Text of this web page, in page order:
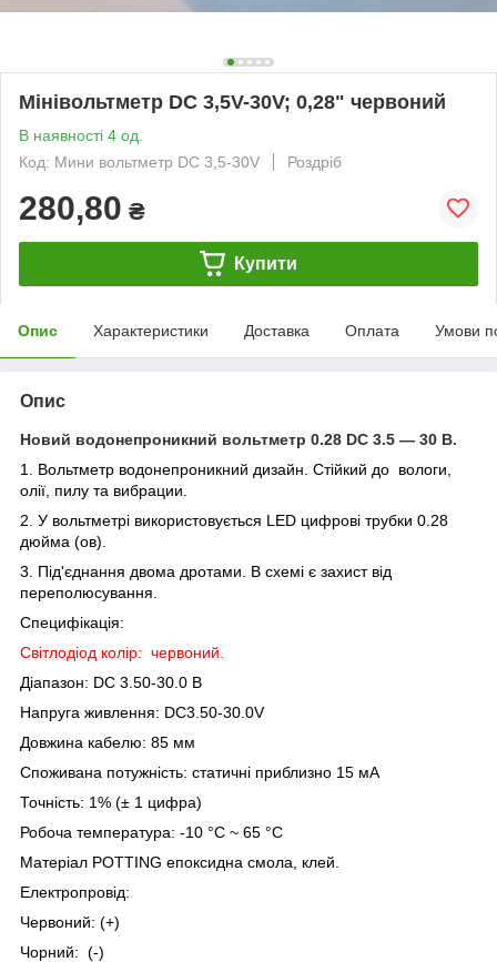
Мінівольтметр DC 3,5V-30V; 0,28" червоний
В наявності 4 од.
Код: Мини вольтметр DC 3,5-30V
Роздріб
280,80 ₴
Купити
Опис Характеристики Доставка Оплата Умови
Опис
Новий водонепроникний вольтметр 0.28 DC 3.5 — 30 В.
1. Вольтметр водонепроникний дизайн. Стійкий до вологи,
олії, пилу та вибрации.
2. У вольтметрі використовується LED цифрові трубки 0.28
дюйма (ов).
3. Під'єднання двома дротами. В схемі є захист від
переполюсування.
Специфікація:
Світлодіод колір: червоний.
Діапазон: DC 3.50-30.0 В
Напруга живлення: DC3.50-30.0V
Довжина кабелю: 85 мм
Споживана потужність: статичні приблизно 15 мА
Точність: 1% (± 1 цифра)
Робоча температура: -10 °C ~ 65 °C
Матеріал POTTING епоксидна смола, клей.
Електропровід:
Червоний: (+)
Чорний: (-)